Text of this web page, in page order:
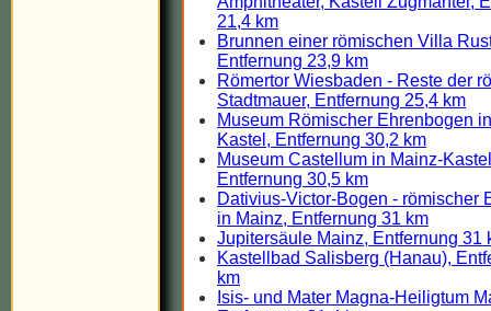
21,4 km
Brunnen einer römischen Villa
Entfernung 23,9 km
Römertor Wiesbaden - Reste der
Stadtmauer, Entfernung 25,4 km
Museum Römischer Ehrenbogen
Kastel, Entfernung 30,2 km
Museum Castellum in Mainz-
Entfernung 30,5 km
Dativius-Victor-Bogen - römischer
in Mainz, Entfernung 31 km
Jupitersäule Mainz, Entfernung 31
Kastellbad Salisberg (Hanau),
km
Isis- und Mater Magna-Heiligtum